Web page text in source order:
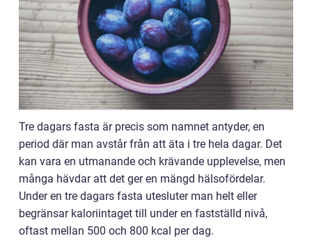
Tre dagars fasta är precis som namnet antyder, en
period där man avstår från att äta i tre hela dagar. Det
kan vara en utmanande och krävande upplevelse, men
många hävdar att det ger en mängd hälsofördelar.
Under en tre dagars fasta utesluter man helt eller
begränsar kaloriintaget till under en fastställd nivå,
oftast mellan 500 och 800 kcal per dag.